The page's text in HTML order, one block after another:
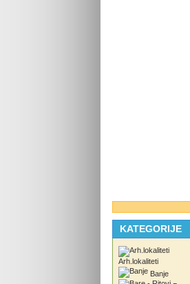
KATEGORIJE
Arh.lokaliteti
Banje